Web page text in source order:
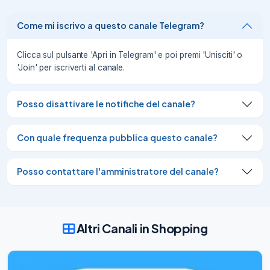
🌟
⭐️
⭐️
⭐️
⭐️
🗒
Additional Notes:N/A
--------------------
Fünf Schritte:
1. Kontaktieren Sie uns, senden Sie Ihren
Come mi iscrivo a questo canale Telegram?
Clicca sul pulsante 'Apri in Telegram' e poi premi 'Unisciti' o
'Join' per iscriverti al canale.
Posso disattivare le notifiche del canale?
Con quale frequenza pubblica questo canale?
Posso contattare l'amministratore del canale?
Altri Canali in Shopping